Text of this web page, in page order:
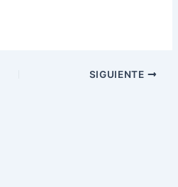
SIGUIENTE